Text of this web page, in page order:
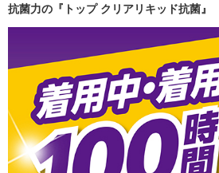
抗菌力の『トップ クリアリキッド抗菌』